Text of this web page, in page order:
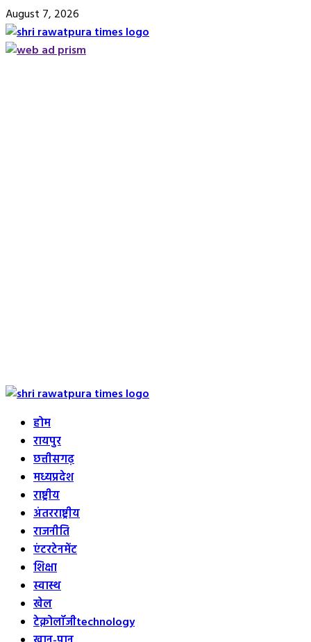
Skip
to
content
August 7, 2026
Primary
होम
रायपुर
छत्तीसगढ़
मध्यप्रदेश
राष्ट्रीय
अंतरराष्ट्रीय
राजनीति
एंटरटेनमेंट
शिक्षा
स्वास्थ
खेल
टेक्नोलॉजीtechnology